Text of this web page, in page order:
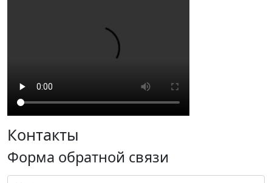
Контакты
Форма обратной связи